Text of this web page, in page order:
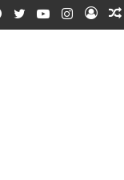
Instagram
YouTube
Twitter
Facebook